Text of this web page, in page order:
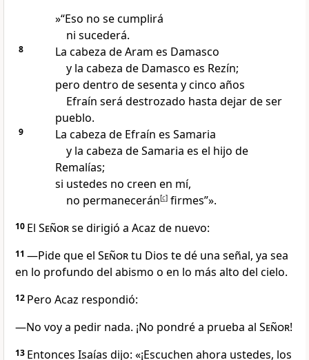
»“Eso no se cumplirá
ni sucederá.
8
La cabeza de Aram es Damasco
y la cabeza de Damasco es Rezín;
pero dentro de sesenta y cinco años
Efraín será destrozado hasta dejar de ser
pueblo.
9
La cabeza de Efraín es Samaria
y la cabeza de Samaria es el hijo de
Remalías;
si ustedes no creen en mí,
no permanecerán[c]firmes”».
10 El Señorse dirigió a Acaz de nuevo:
11 —Pide que el Señortu Dios te dé una señal, ya sea
en lo profundo del abismo o en lo más alto del cielo.
12 Pero Acaz respondió:
—No voy a pedir nada. ¡No pondré a prueba al Señor!
13 Entonces Isaías dijo: «¡Escuchen ahora ustedes, los